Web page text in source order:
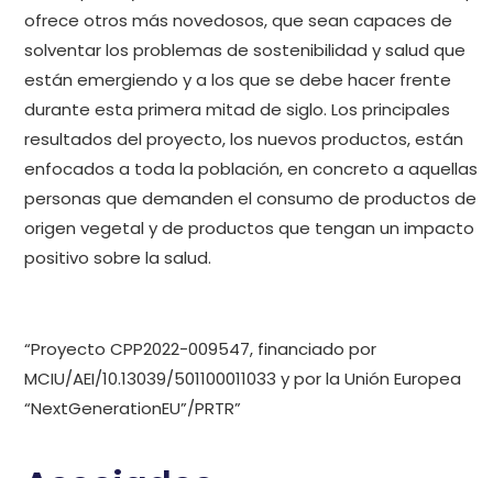
ofrece otros más novedosos, que sean capaces de
solventar los problemas de sostenibilidad y salud que
están emergiendo y a los que se debe hacer frente
durante esta primera mitad de siglo. Los principales
resultados del proyecto, los nuevos productos, están
enfocados a toda la población, en concreto a aquellas
personas que demanden el consumo de productos de
origen vegetal y de productos que tengan un impacto
positivo sobre la salud.
“Proyecto CPP2022-009547, financiado por
MCIU/AEI/10.13039/501100011033 y por la Unión Europea
“NextGenerationEU”/PRTR”